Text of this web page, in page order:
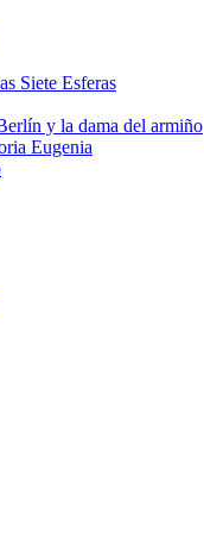
Siete Esferas
y la dama del armiño
Eugenia